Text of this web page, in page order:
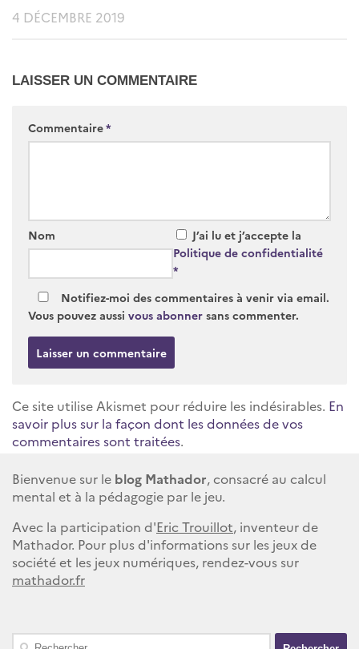
4 DÉCEMBRE 2019
LAISSER UN COMMENTAIRE
Commentaire*
Nom
J’ai lu et j’accepte la
Politique de confidentialité
*
Notifiez-moi des commentaires à venir via email.
Vous pouvez aussi vous abonner sans commenter.
Ce site utilise Akismet pour réduire les indésirables. En
savoir plus sur la façon dont les données de vos
commentaires sont traitées.
Bienvenue sur le blog Mathador, consacré au calcul
mental et à la pédagogie par le jeu.
Avec la participation d'Eric Trouillot, inventeur de
Mathador. Pour plus d'informations sur les jeux de
société et les jeux numériques, rendez-vous sur
mathador.fr
Rechercher :